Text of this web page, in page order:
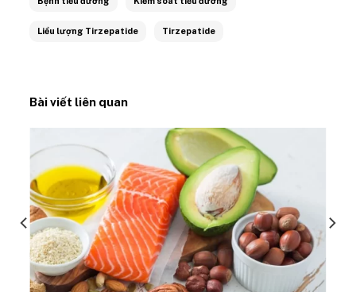
Liều lượng Tirzepatide Tirzepatide
Bài viết liên quan